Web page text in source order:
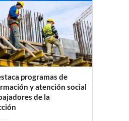
programas de
y atención social
de la